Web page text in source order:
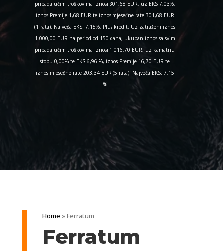
pripadajućim troškovima iznosi 301,68 EUR, uz EKS 7,03%,
iznos Premije 1,68 EUR te iznos mjesečne rate 301,68 EUR
(1 rata). Najveća EKS: 7,15%, Plus kredit: Uz zatraženi iznos
1.000,00 EUR na period od 150 dana, ukupan iznos sa svim
pripadajućim troškovima iznosi 1.016,70 EUR, uz kamatnu
stopu 0,00% te EKS 6,96 %, iznos Premije 16,70 EUR te
iznos mjesečne rate 203,34 EUR (5 rata). Najveća EKS: 7,15
%
Home »Ferratum
Ferratum